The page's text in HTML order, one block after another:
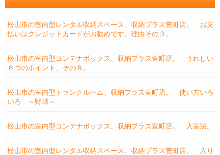
松山市の室内型レンタル収納スペース、収納プラス萱町店。 お支
払いはクレジットカードがお勧めです。理由その３。
松山市の室内型コンテナボックス、収納プラス萱町店。 うれしい
８つのポイント、その８。
松山市の室内型トランクルーム、収納プラス萱町店。 使い方いろ
いろ ～野球～
松山市の室内型コンテナボックス、収納プラス萱町店。 入室法。
松山市の室内型レンタル収納スペース、収納プラス萱町店。 入り